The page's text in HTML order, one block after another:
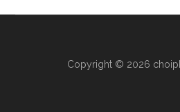
Copyright © 2026